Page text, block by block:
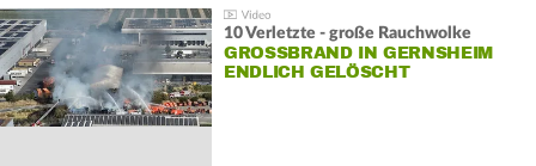
10 Verletzte - große Rauchwolke
GROSSBRAND IN GERNSHEIM E
NDLICH GELÖSCHT